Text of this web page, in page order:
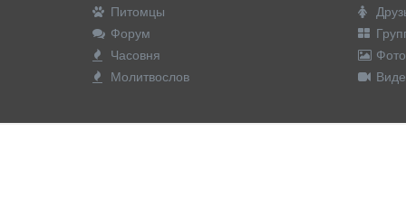
Питомцы
Форум
Часовня
Молитвослов
Фото